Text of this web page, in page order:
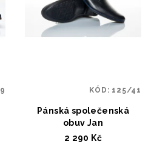
Pánská společenská
obuv Jan
2 290 Kč
KÓD: 125/41